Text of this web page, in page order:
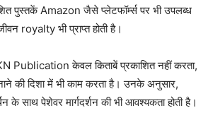
पुस्तकें Amazon जैसे प्लेटफॉर्म्स पर भी उपलब्ध
royalty भी प्राप्त होती है।
Publication केवल किताबें प्रकाशित नहीं करता,
की दिशा में भी काम करता है। उनके अनुसार,
के साथ पेशेवर मार्गदर्शन की भी आवश्यकता होती है।